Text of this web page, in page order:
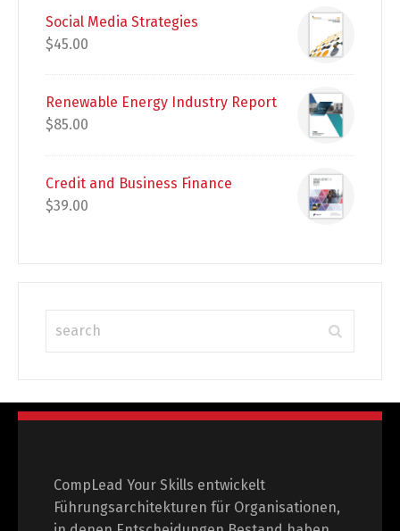
Social Media Strategies
$45.00
Renewable Energy Industry Report
$85.00
Credit and Business Finance
$39.00
CompLead Your Skills entwickelt
Führungsarchitekturen für Organisationen,